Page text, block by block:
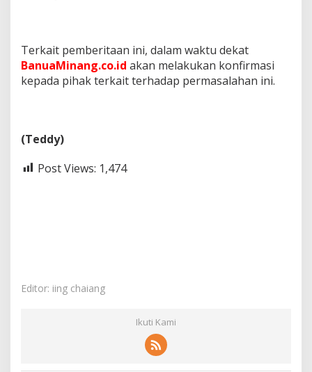
Terkait pemberitaan ini, dalam waktu dekat
BanuaMinang.co.id akan melakukan konfirmasi
kepada pihak terkait terhadap permasalahan ini.
(Teddy)
Post Views: 1,474
Editor: iing chaiang
Ikuti Kami